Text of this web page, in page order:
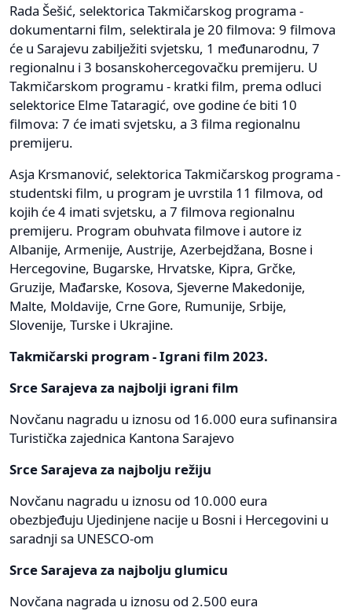
Rada Šešić, selektorica Takmičarskog programa -
dokumentarni film, selektirala je 20 filmova: 9 filmova
će u Sarajevu zabilježiti svjetsku, 1 međunarodnu, 7
regionalnu i 3 bosanskohercegovačku premijeru. U
Takmičarskom programu - kratki film, prema odluci
selektorice Elme Tataragić, ove godine će biti 10
filmova: 7 će imati svjetsku, a 3 filma regionalnu
premijeru.
Asja Krsmanović, selektorica Takmičarskog programa -
studentski film, u program je uvrstila 11 filmova, od
kojih će 4 imati svjetsku, a 7 filmova regionalnu
premijeru. Program obuhvata filmove i autore iz
Albanije, Armenije, Austrije, Azerbejdžana, Bosne i
Hercegovine, Bugarske, Hrvatske, Kipra, Grčke,
Gruzije, Mađarske, Kosova, Sjeverne Makedonije,
Malte, Moldavije, Crne Gore, Rumunije, Srbije,
Slovenije, Turske i Ukrajine.
Takmičarski program - Igrani film 2023.
Srce Sarajeva za najbolji igrani film
Novčanu nagradu u iznosu od 16.000 eura sufinansira
Turistička zajednica Kantona Sarajevo
Srce Sarajeva za najbolju režiju
Novčanu nagradu u iznosu od 10.000 eura
obezbjeđuju Ujedinjene nacije u Bosni i Hercegovini u
saradnji sa UNESCO-om
Srce Sarajeva za najbolju glumicu
Novčana nagrada u iznosu od 2.500 eura